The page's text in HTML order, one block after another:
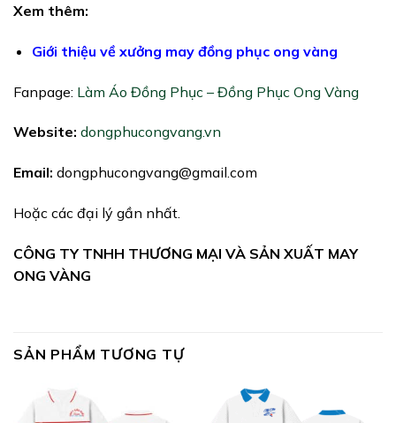
Xem thêm:
Giới thiệu về xưởng may đồng phục ong vàng
Fanpage: Làm Áo Đồng Phục – Đồng Phục Ong Vàng
Website: dongphucongvang.vn
Email: dongphucongvang@gmail.com
Hoặc các đại lý gần nhất.
CÔNG TY TNHH THƯƠNG MẠI VÀ SẢN XUẤT MAY
ONG VÀNG
SẢN PHẨM TƯƠNG TỰ